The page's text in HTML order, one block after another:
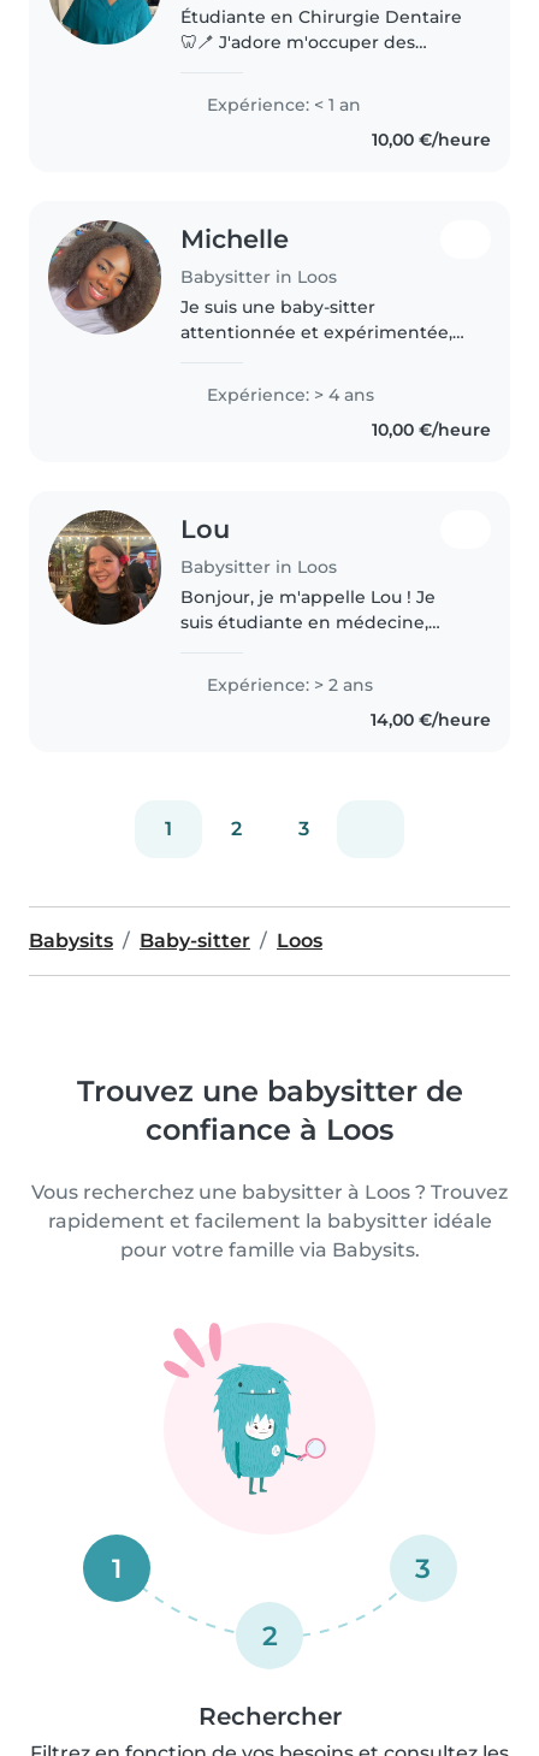
Étudiante en Chirurgie Dentaire
🦷🪥 J'adore m'occuper des
amusantes et créatives pour eux
: jeux, lecture, peinture, karaoké...
Je parle couramment..
Expérience: < 1 an
10,00 €/heure
Michelle
Babysitter in Loos
Je suis une baby-sitter
attentionnée et expérimentée,
garde d'enfants, principalement
avec les tout-petits. Je suis prête
à m'occuper de vos enfants
Expérience: > 4 ans
10,00 €/heure
Lou
Babysitter in Loos
Bonjour, je m'appelle Lou ! Je
suis étudiante en médecine,
avec les nourrissons (j’ai gardé
un bébé de ses 1 à 6 mois). Je
suis disponible à temps..
Expérience: > 2 ans
14,00 €/heure
1 2 3
Babysits Baby-sitter Loos
Trouvez une babysitter de
confiance à Loos
Vous recherchez une babysitter à Loos ? Trouvez
rapidement et facilement la babysitter idéale
pour votre famille via Babysits.
1
2
3
Rechercher